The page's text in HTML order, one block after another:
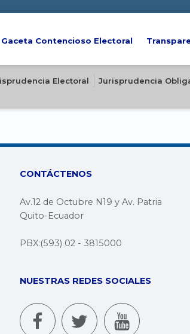
Gaceta Contencioso Electoral
Electoral
Jurisprudencia
CONTÁCTENOS
Av.12 de Octubre N19 y Av. Patria
Quito-Ecuador
PBX:(593) 02 - 3815000
NUESTRAS REDES SOCIALES